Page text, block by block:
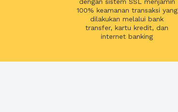
100% keamanan transaksi yang
dilakukan melalui bank
transfer, kartu kredit, dan
internet banking